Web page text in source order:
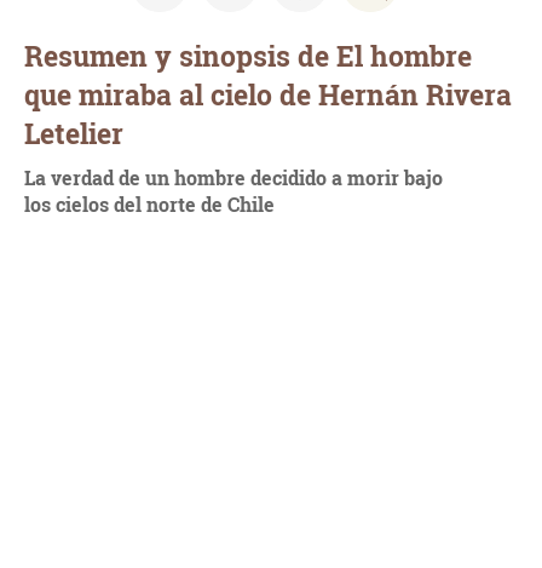
Resumen y sinopsis de El hombre
que miraba al cielo de Hernán Rivera
Letelier
La verdad de un hombre decidido a morir bajo
loscielos del norte de Chile